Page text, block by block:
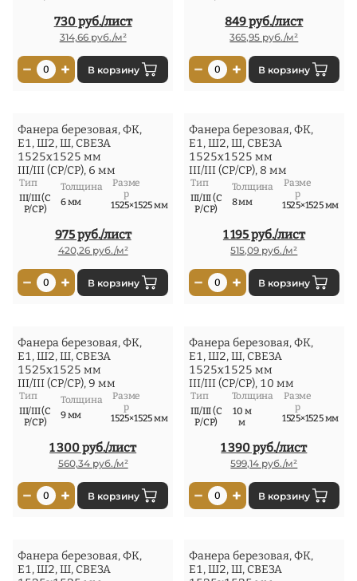
730 руб./лист
314,66 руб./м²
− 0 + В корзину
849 руб./лист
365,95 руб./м²
− 0 + В корзину
Фанера березовая, ФК,
Е1, Ш2, Ш, СВЕЗА
1525x1525 мм
III/III (СР/СР), 6 мм
Тип
III/III (С
Р/СР)
Толщина
6 мм
Разме
р
1525×1525 мм
975 руб./лист
420,26 руб./м²
− 0 + В корзину
Фанера березовая, ФК,
Е1, Ш2, Ш, СВЕЗА
1525x1525 мм
III/III (СР/СР), 8 мм
Тип
III/III (С
Р/СР)
Толщина
8 мм
Разме
р
1525×1525 мм
1 195 руб./лист
515,09 руб./м²
− 0 + В корзину
Фанера березовая, ФК,
Е1, Ш2, Ш, СВЕЗА
1525x1525 мм
III/III (СР/СР), 9 мм
Тип
III/III (С
Р/СР)
Толщина
9 мм
Разме
р
1525×1525 мм
1 300 руб./лист
560,34 руб./м²
− 0 + В корзину
Фанера березовая, ФК,
Е1, Ш2, Ш, СВЕЗА
1525x1525 мм
III/III (СР/СР), 10 мм
Тип
III/III (С
Р/СР)
Толщина
10 м
м
Разме
р
1525×1525 мм
1 390 руб./лист
599,14 руб./м²
− 0 + В корзину
Фанера березовая, ФК,
Е1, Ш2, Ш, СВЕЗА
Фанера березовая, ФК,
Е1, Ш2, Ш, СВЕЗА